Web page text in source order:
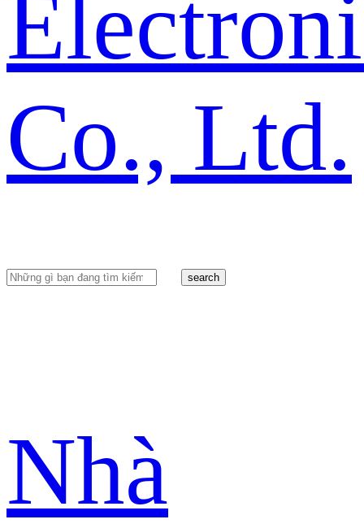
search
Nhà